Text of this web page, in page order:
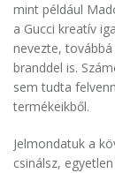
mint például
a Gucci kreatív
nevezte,
branddel is.
sem tudta
termékeikből.
Jelmondatuk a
csinálsz,